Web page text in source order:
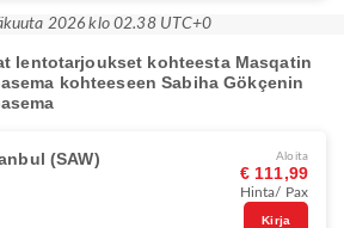
2026 klo 02.38 UTC+0
lentotarjoukset kohteesta Masqatin
kohteeseen Sabiha Gökçenin
(SAW) Aloita
€ 111,99
Hinta/ Pax
Kirja